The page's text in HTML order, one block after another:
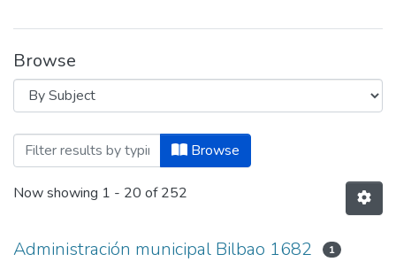
Browse
Browsing Siglo XVII by Subject
Browse
Now showing 1 - 20 of 252
Administración municipal Bilbao 1682 1